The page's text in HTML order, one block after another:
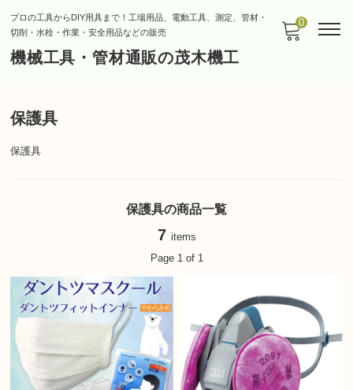
プロの工具からDIY用具まで！工場用品、電動工具、測定、管材・
切削・水栓・作業・安全用品などの販売
機械工具・管材通販の茂木機工
0
保護具
保護具
保護具の商品一覧
7 items
Page 1 of 1